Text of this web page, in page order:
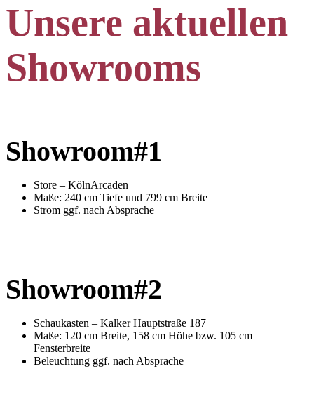
Unsere aktuellen
Showrooms
Showroom#1
Store – KölnArcaden
Maße: 240 cm Tiefe und 799 cm Breite
Strom ggf. nach Absprache
Showroom#2
Schaukasten – Kalker Hauptstraße 187
Maße: 120 cm Breite, 158 cm Höhe bzw. 105 cm
Fensterbreite
Beleuchtung ggf. nach Absprache